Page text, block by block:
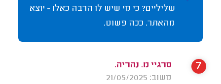
שליליים? כי מי שיש לו הרבה כאלו - יוצא
מהאתר. ככה פשוט.
סרגיי מ. נהריה.
משוב: 21/05/2025
7